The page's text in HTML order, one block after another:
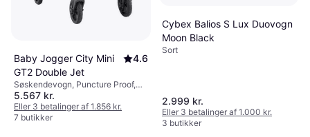
Baby Jogger City Mini
GT2 Double Jet
4.6
Søskendevogn, Puncture Proof,
Justerbar fodstøtte, Aftageligt
betræk, Indkøbskurv, Bøjle,
Liggeposition, Kaleche, der kan
5.567 kr.
Eller 3 betalinger af 1.856 kr.
7 butikker
Cybex Balios S Lux Duovogn
Moon Black
Sort
2.999 kr.
Eller 3 betalinger af 1.000 kr.
3 butikker